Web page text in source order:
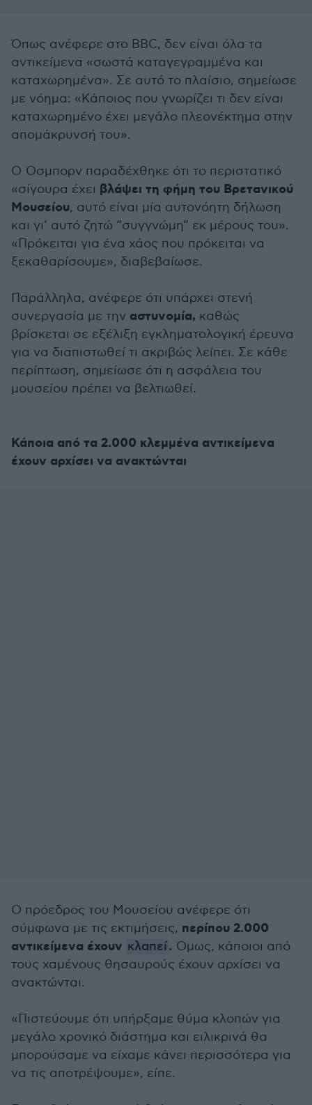
Όπως ανέφερε στο BBC, δεν είναι όλα τα
αντικείμενα «σωστά καταγεγραμμένα και
καταχωρημένα». Σε αυτό το πλαίσιο, σημείωσε
με νόημα: «Κάποιος που γνωρίζει τι δεν είναι
καταχωρημένο έχει μεγάλο πλεονέκτημα στην
απομάκρυνσή του».
Ο Όσμπορν παραδέχθηκε ότι το περιστατικό
«σίγουρα έχει βλάψει τη φήμη του Βρετανικού
Μουσείου, αυτό είναι μία αυτονόητη δήλωση
και γι’ αυτό ζητώ “συγγνώμη” εκ μέρους του».
«Πρόκειται για ένα χάος που πρόκειται να
ξεκαθαρίσουμε», διαβεβαίωσε.
Παράλληλα, ανέφερε ότι υπάρχει στενή
συνεργασία με την αστυνομία, καθώς
βρίσκεται σε εξέλιξη εγκληματολογική έρευνα
για να διαπιστωθεί τι ακριβώς λείπει. Σε κάθε
περίπτωση, σημείωσε ότι η ασφάλεια του
μουσείου πρέπει να βελτιωθεί.
Κάποια από τα 2.000 κλεμμένα αντικείμενα
έχουν αρχίσει να ανακτώνται
Ο πρόεδρος του Μουσείου ανέφερε ότι
σύμφωνα με τις εκτιμήσεις, περίπου 2.000
αντικείμενα έχουν κλαπεί. Όμως, κάποιοι από
τους χαμένους θησαυρούς έχουν αρχίσει να
ανακτώνται.
«Πιστεύουμε ότι υπήρξαμε θύμα κλοπών για
μεγάλο χρονικό διάστημα και ειλικρινά θα
μπορούσαμε να είχαμε κάνει περισσότερα για
να τις αποτρέψουμε», είπε.